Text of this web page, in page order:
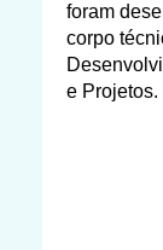
foram
corpo
e Projetos.